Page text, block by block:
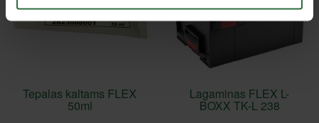
Tepalas kaltams FLEX
50ml
Lagaminas FLEX L-
BOXX TK-L 238